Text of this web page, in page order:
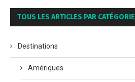
TOUS LES ARTICLES PAR CATÉGORIE
Destinations
Amériques